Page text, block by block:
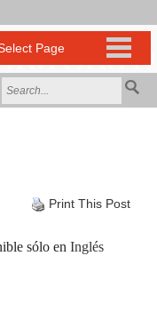
Print This Post
sólo en Inglés